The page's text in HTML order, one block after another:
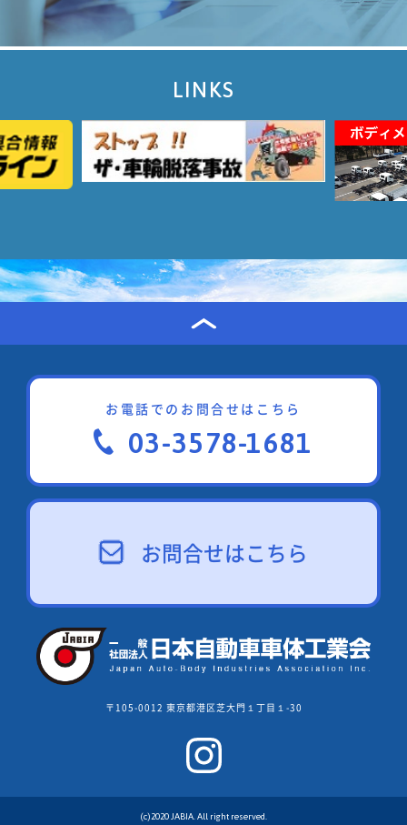
LINKS
お電話でのお問合せはこちら
03-3578-1681
お問合せはこちら
〒105-0012 東京都港区芝大門１丁目１-30
(c)2020 JABIA. All right reserved.